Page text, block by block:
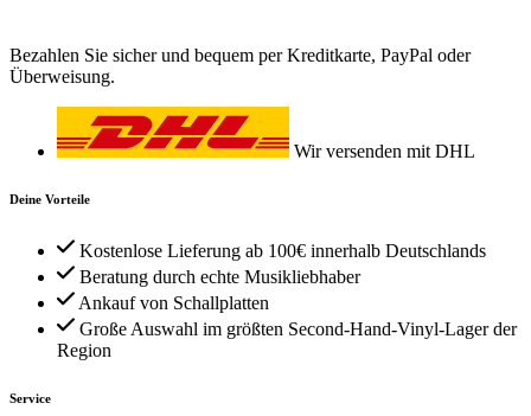
Bezahlen Sie sicher und bequem per Kreditkarte, PayPal oder
Überweisung.
Wir versenden mit DHL
Deine Vorteile
Kostenlose Lieferung ab 100€ innerhalb Deutschlands
Beratung durch echte Musikliebhaber
Ankauf von Schallplatten
Große Auswahl im größten Second-Hand-Vinyl-Lager der
Region
Service